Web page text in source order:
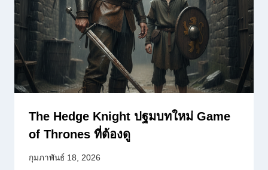
The Hedge Knight ปฐมบทใหม่ Game
of Thrones ที่ต้องดู
กุมภาพันธ์ 18, 2026